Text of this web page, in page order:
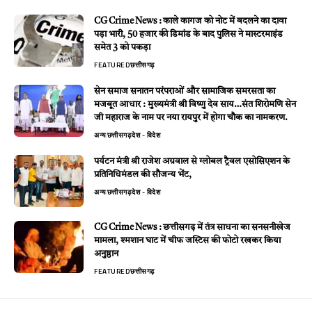
CG Crime News : काले कागज को नोट में बदलने का दावा
पड़ा भारी, 50 हजार की डिमांड के बाद पुलिस ने मास्टरमाइंड
समेत 3 को पकड़ा
FEATUREDछत्तीसगढ़
सेन समाज सनातन परंपराओं और सामाजिक समरसता का
मजबूत आधार : मुख्यमंत्री श्री विष्णु देव साय…संत शिरोमणि सेन
जी महाराज के नाम पर नया रायपुर में होगा चौक का नामकरण.
अन्यछत्तीसगढ़देश - विदेश
पर्यटन मंत्री श्री राजेश अग्रवाल से ग्लोबल ट्रैवल एसोसिएशन के
प्रतिनिधिमंडल की सौजन्य भेंट,
अन्यछत्तीसगढ़देश - विदेश
CG Crime News : छत्तीसगढ़ में तंत्र साधना का सनसनीखेज
मामला, श्मशान घाट में चीफ जस्टिस की फोटो रखकर किया
अनुष्ठान
FEATUREDछत्तीसगढ़